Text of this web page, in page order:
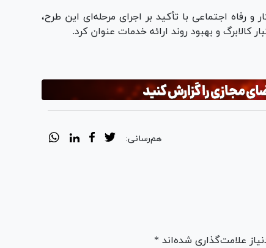
رفاه اجتماعی با تأکید بر اجرای مرحله‌ای این طرح،
و بهبود روند ارائه خدمات عنوان کرد.
هم‌رسانی:
علامت‌گذاری شده‌اند *